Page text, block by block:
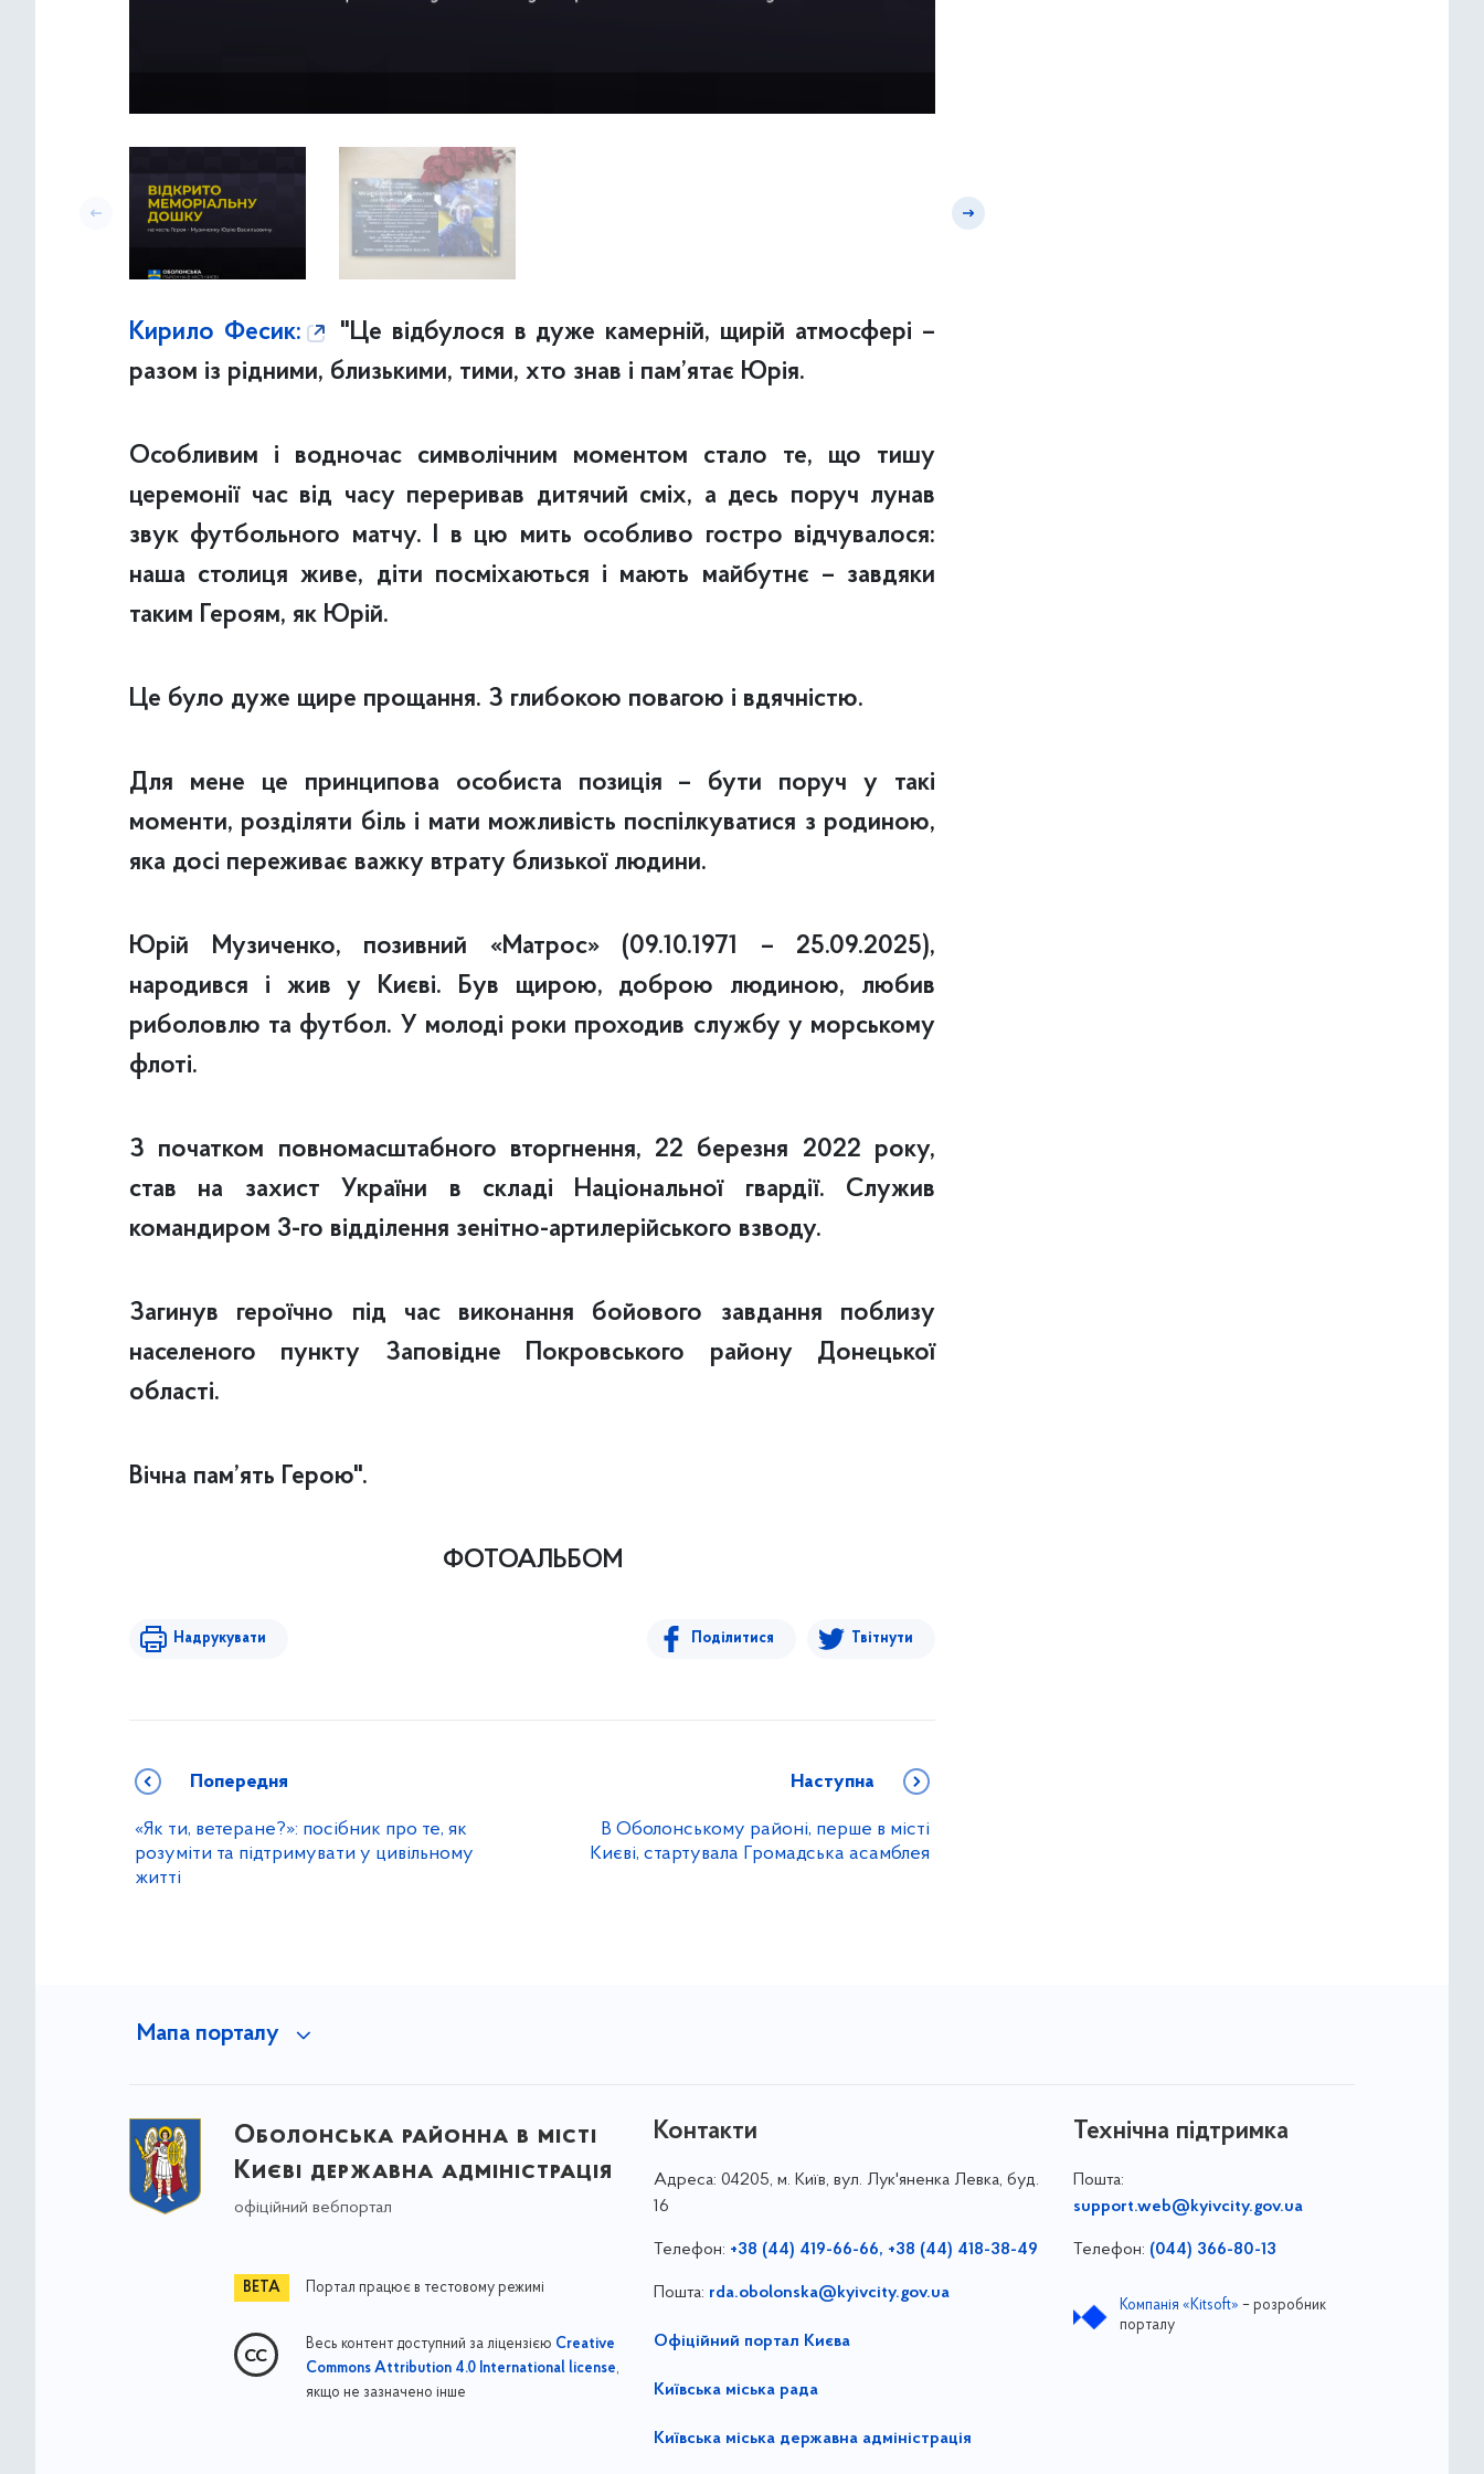
Кирило Фесик:
"Це відбулося в дуже камерній, щирій атмосфері –
разом із рідними, близькими, тими, хто знав і пам’ятає Юрія.
Особливим і водночас символічним моментом стало те, що тишу
церемонії час від часу переривав дитячий сміх, а десь поруч лунав
звук футбольного матчу. І в цю мить особливо гостро відчувалося:
наша столиця живе, діти посміхаються і мають майбутнє – завдяки
таким Героям, як Юрій.
Це було дуже щире прощання. З глибокою повагою і вдячністю.
Для мене це принципова особиста позиція – бути поруч у такі
моменти, розділяти біль і мати можливість поспілкуватися з родиною,
яка досі переживає важку втрату близької людини.
Юрій Музиченко, позивний «Матрос» (09.10.1971 – 25.09.2025),
народився і жив у Києві. Був щирою, доброю людиною, любив
риболовлю та футбол. У молоді роки проходив службу у морському
флоті.
З початком повномасштабного вторгнення, 22 березня 2022 року,
став на захист України в складі Національної гвардії. Служив
командиром 3-го відділення зенітно-артилерійського взводу.
Загинув героїчно під час виконання бойового завдання поблизу
населеного пункту Заповідне Покровського району Донецької
області.
Вічна пам’ять Герою".
ФОТОАЛЬБОМ
Надрукувати Поділитися Твітнути
Попередня
«Як ти, ветеране?»: посібник про те, як
розуміти та підтримувати у цивільному
житті
Наступна
В Оболонському районі, перше в місті
Києві, стартувала Громадська асамблея
Мапа порталу
Оболонська районна в місті
Києві державна адміністрація
офіційний вебпортал
Портал працює в тестовому режимі
Весь контент доступний за ліцензією Creative
Commons Attribution 4.0 International license,
якщо не зазначено інше
Контакти
Адреса: 04205, м. Київ, вул. Лук'яненка Левка, буд.
16
Телефон: +38 (44) 419-66-66, +38 (44) 418-38-49
Пошта: rda.obolonska@kyivcity.gov.ua
Офіційний портал Києва
Київська міська рада
Київська міська державна адміністрація
Технічна підтримка
Пошта:
support.web@kyivcity.gov.ua
Телефон: (044) 366-80-13
Компанія «Kitsoft» – розробник
порталу